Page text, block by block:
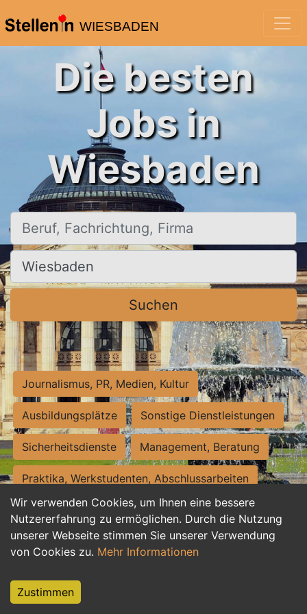
WIESBADEN
Wir verwenden Cookies, um Ihnen eine bessere
Nutzererfahrung zu ermöglichen. Durch die Nutzung
unserer Webseite stimmen Sie unserer Verwendung
von Cookies zu. Mehr Informationen
Zustimmen
Die besten
Jobs in
Wiesbaden
Beruf, Fachrichtung, Firma
Ort, Stadt
Suchen
Journalismus, PR, Medien, Kultur
Ausbildungsplätze Sonstige Dienstleistungen
Sicherheitsdienste Management, Beratung
Praktika, Werkstudenten, Abschlussarbeiten
Personalwesen Assistenz, Sekretariat
Hilfskräfte, Aushilfs- und Nebenjobs
Weiterbildung, Studium, duale Ausbildung